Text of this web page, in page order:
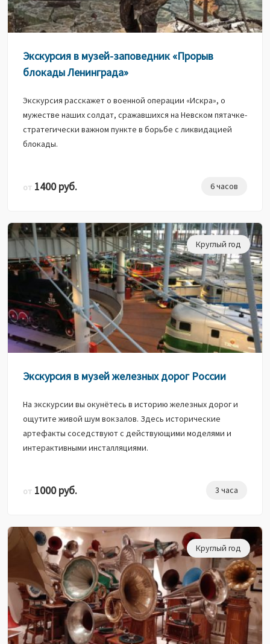
Экскурсия в музей-заповедник «Прорыв
блокады Ленинграда»
Экскурсия расскажет о военной операции «Искра», о
мужестве наших солдат, сражавшихся на Невском пятачке-
стратегически важном пункте в борьбе с ликвидацией
блокады.
от 1400 руб. 6 часов
Круглый год
Экскурсия в музей железных дорог России
На экскурсии вы окунётесь в историю железных дорог и
ощутите живой шум вокзалов. Здесь исторические
артефакты соседствуют с действующими моделями и
интерактивными инсталляциями.
от 1000 руб. 3 часа
Круглый год